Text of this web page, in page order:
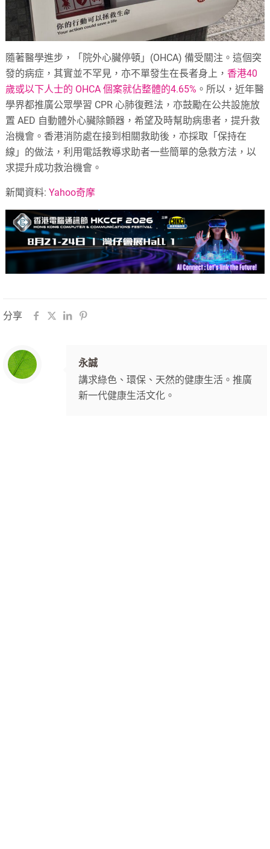
隨著醫學進步，「院外心臟停頓」(OHCA) 備受關注。這個突
發的病症，其實並不罕見，亦不單發生在長者身上，香港40
歲或以下人士的 OHCA 個案就佔整體的4.65% 。所以，近年醫
學界都推廣公眾學習 CPR 心肺復甦法，亦鼓勵在公共設施放
置 AED 自動體外心臟除顫器，希望及時幫助病患者，提升救
治機會。香港消防處在接到相關救助後，亦採取「保持在
線」的做法，利用電話教導求助者一些簡單的急救方法，以
求提升成功救治機會。
新聞資料:Yahoo奇摩
分享
永誠
講求綠色、環保、天然的健康生活。推廣
新一代健康生活文化。